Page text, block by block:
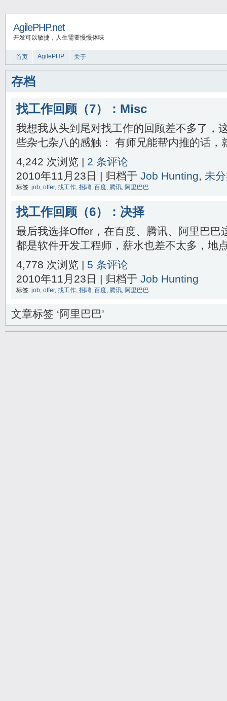
AgilePHP.net
开发可以敏捷，人生需要慢慢体味
首页 AgilePHP 关于
存档
找工作回顾（7）：Misc
我想我从头到尾对找工作的回顾差不多了，
些杂七杂八的感触： 有师兄能帮内推的话
4,242 次浏览 | 2 条评论
2010年11月23日 | 归档于 Job Hunting, 未
标签: job, offer, 找工作, 招聘, 百度, 腾讯, 阿里巴巴
找工作回顾（6）：决择
最后我选择Offer，在百度、腾讯、阿里巴巴
都是软件开发工程师，薪水也差不太多，地
4,778 次浏览 | 5 条评论
2010年11月23日 | 归档于 Job Hunting
标签: job, offer, 找工作, 招聘, 百度, 腾讯, 阿里巴巴
文章标签 ‘阿里巴巴’